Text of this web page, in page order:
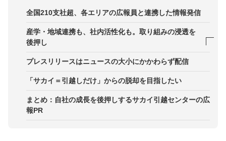
全国210支社超、各エリアの広報員と連携した情報発信
産学・地域連携も、社内活性化も。取り組みの浸透を
後押し
テーマは社員のエンゲージメント向上
学生たちとの距離を縮めた「産学連携」
地元への感謝を、今できるかたちで
プレスリリースはニュースの大小にかかわらず配信
「サカイ＝引越しだけ」からの脱却を目指したい
まとめ：自社の成長を後押しするサカイ引越センターの広
報PR